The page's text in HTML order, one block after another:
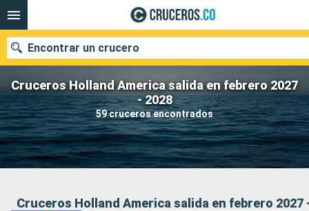
Cruceros Holland America salida en febrero 2027
- 2028
59 cruceros encontrados
Encontrar un crucero
Fecha de salida
Buscar
Cruceros Holland America salida en febrero 2027